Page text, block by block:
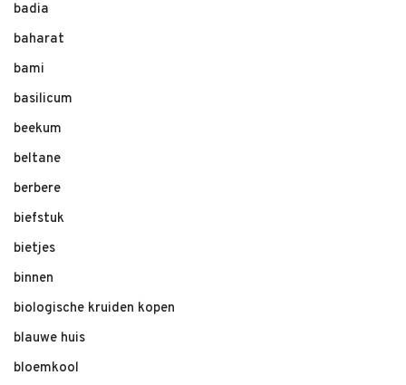
badia
baharat
bami
basilicum
beekum
beltane
berbere
biefstuk
bietjes
binnen
biologische kruiden kopen
blauwe huis
bloemkool